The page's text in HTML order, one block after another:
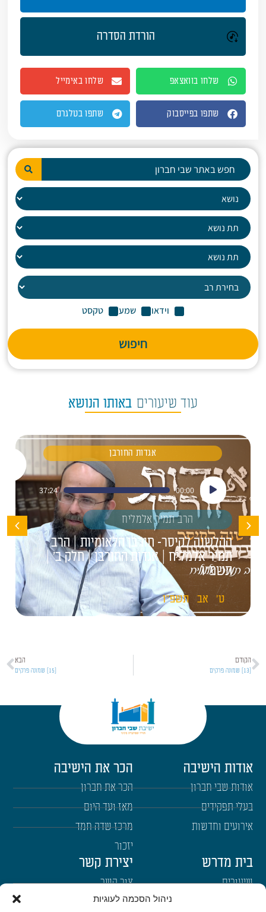
ניהול הסכמה לעוגיות
הורדת הסדרה
שלחו בוואצאפ שלחו באימייל
שתפו בפייסבוק שתפו בטלגרם
וידאו שמע טקסט
חיפוש
עוד שיעורים באותו הנושא
אגדות החורבן
נגן
אודיו
00:00
37:24
הרב תמיר אלמליח
ההלשנה לקיסר- חורבן הלאומיות | הרב
תמיר אלמליח | אגדות החורבן | חלק ב' |
תשפ"ו
ט' אב תשפ"ו
הקודם הבא
אודות הישיבה
אודות שבי חברון
בעלי תפקידים
אירועים וחדשות
הכר את הישיבה
הכר את חברון
מאז ועד היום
מרכז שדה חמד
יזכור
בית מדרש
שיעורים
יצירת קשר
צור קשר
הרשמה לשבו"ש